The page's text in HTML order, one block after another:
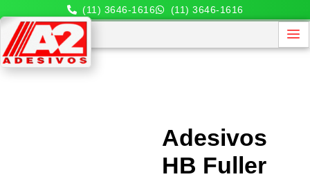
(11) 3646-1616 (11) 3646-1616
Adesivos
HB Fuller